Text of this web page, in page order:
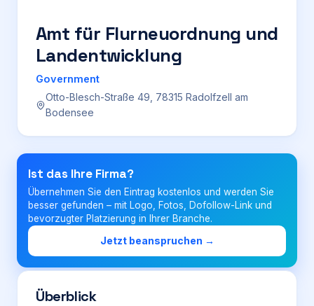
Für Firmen
Login
Amt für Flurneuordnung und
Landentwicklung
Government
Otto-Blesch-Straße 49, 78315 Radolfzell am
Bodensee
Ist das Ihre Firma?
Übernehmen Sie den Eintrag kostenlos und werden Sie
besser gefunden – mit Logo, Fotos, Dofollow-Link und
bevorzugter Platzierung in Ihrer Branche.
Jetzt beanspruchen →
Überblick